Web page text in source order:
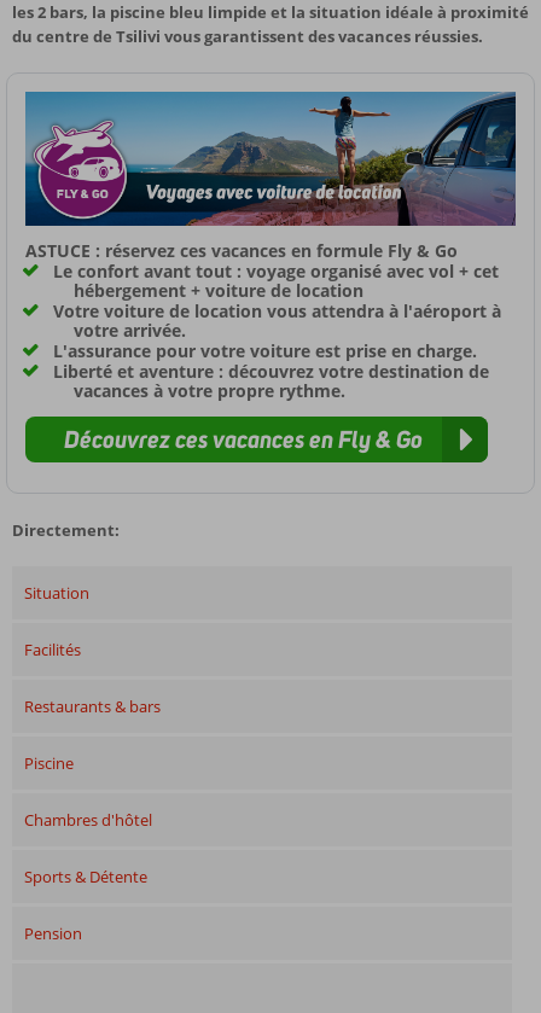
les 2 bars, la piscine bleu limpide et la situation idéale à proximité
du centre de Tsilivi vous garantissent des vacances réussies.
ASTUCE : réservez ces vacances en formule Fly & Go
Le confort avant tout : voyage organisé avec vol + cet
hébergement + voiture de location
Votre voiture de location vous attendra à l'aéroport à
votre arrivée.
L'assurance pour votre voiture est prise en charge.
Liberté et aventure : découvrez votre destination de
vacances à votre propre rythme.
Découvrez ces vacances en Fly & Go
Directement:
Situation
Facilités
Restaurants & bars
Piscine
Chambres d'hôtel
Sports & Détente
Pension